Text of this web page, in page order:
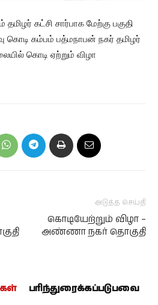
கட்சி சார்பாக மேற்கு பகுதி
கொடி கம்பம் பத்மநாபன் நகர் தமிழர்
கொடி ஏற்றும் விழா
அடுத்த செய்தி
கொடியேற்றும் விழா –
அண்ணா நகர் தொகுதி
பரிந்துரைக்கப்படுபவை